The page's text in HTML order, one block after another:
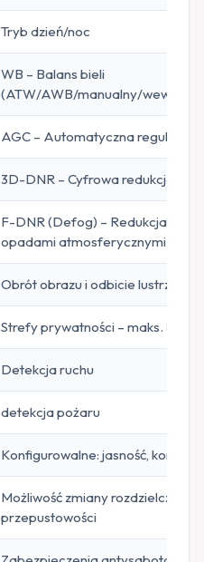
Tryb dzień/noc
WB – Balans bieli
(ATW/AWB/manualny/
AGC – Automatyczna regulacja
3D-DNR – Cyfrowa redukcja
F-DNR (Defog) – Redukcja
opadami atmosferycznymi
Obrót obrazu i odbicie lustrzane
Strefy prywatności – maks. 8
Detekcja ruchu
detekcja pożaru
Konfigurowalne: jasność,
Możliwość zmiany rozdzielczości,
przepustowości